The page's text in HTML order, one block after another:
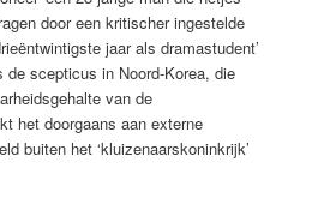
door een kritischer ingestelde
jaar als dramastudent’
de scepticus in Noord-Korea, die
van de
het doorgaans aan externe
buiten het ‘kluizenaarskoninkrijk’